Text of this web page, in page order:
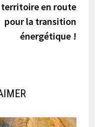
territoire en route
pour la transition
énergétique !